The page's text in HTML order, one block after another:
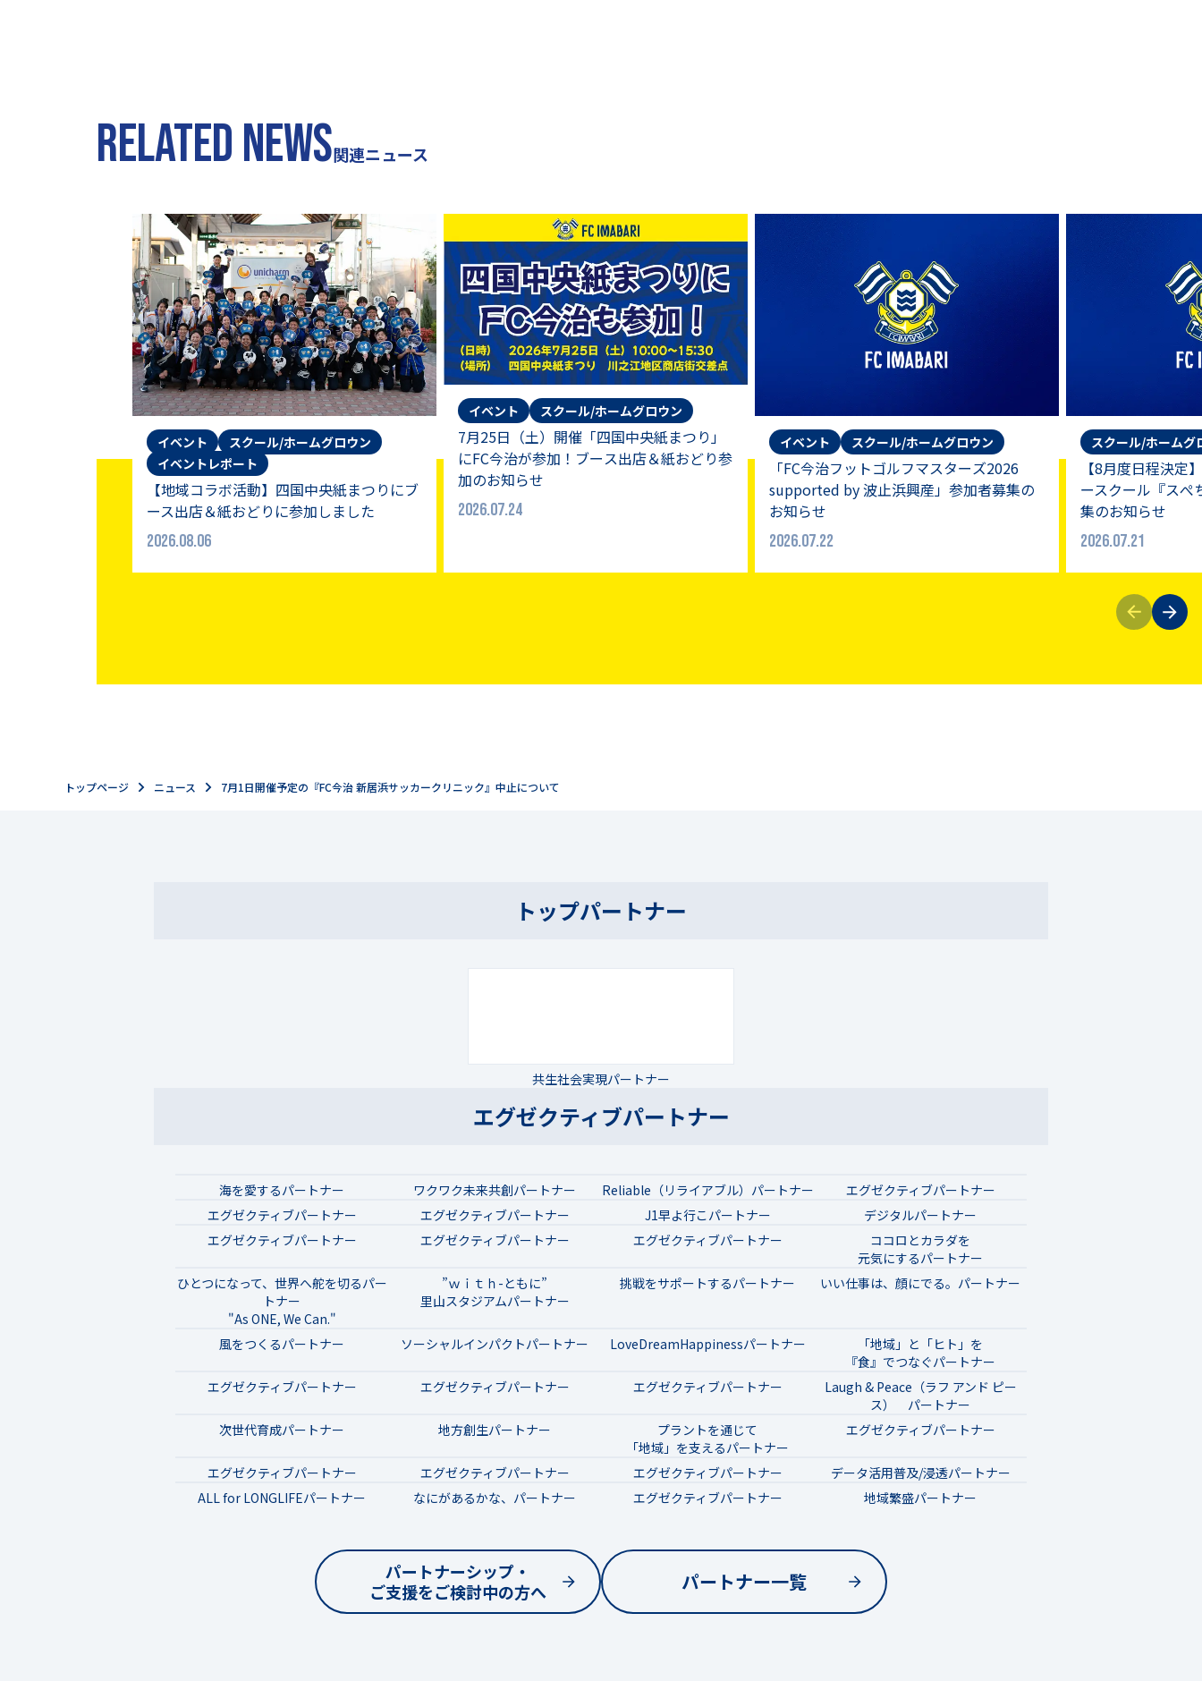
RELATED NEWS関連ニュース
イベント
スクール/ホームグロウン
イベントレポート
【地域コラボ活動】四国中央紙まつりにブ
ース出店＆紙おどりに参加しました
2026.08.06
イベント スクール/ホームグロウン
7月25日（土）開催「四国中央紙まつり」
にFC今治が参加！ブース出店＆紙おどり参
加のお知らせ
2026.07.24
イベント スクール/ホームグロウン
「FC今治フットゴルフマスターズ2026
supported by 波止浜興産」参加者募集の
お知らせ
2026.07.22
スクール/ホームグ
【8月度日程決定
ースクール『スぺ
集のお知らせ
2026.07.21
トップページ ニュース 7月1日開催予定の『FC今治 新居浜サッカークリニック』中止について
トップパートナー
共生社会実現パートナー
エグゼクティブパートナー
海を愛するパートナー ワクワク未来共創パートナー Reliable（リライアブル）パートナー
エグゼクティブパートナー
エグゼクティブパートナー
エグゼクティブパートナー J1早よ行こパートナー
デジタルパートナー
エグゼクティブパートナー
エグゼクティブパートナー エグゼクティブパートナー
ココロとカラダを
元気にするパートナー
ひとつになって、世界へ舵を切るパー
トナー
"As ONE, We Can."
”ｗｉｔｈ-ともに”
里山スタジアムパートナー
挑戦をサポートするパートナー いい仕事は、顔にでる。パートナー
風をつくるパートナー ソーシャルインパクトパートナー LoveDreamHappinessパートナー
「地域」と「ヒト」を
『食』でつなぐパートナー
エグゼクティブパートナー
エグゼクティブパートナー エグゼクティブパートナー
Laugh & Peace（ラフ アンド ピー
ス） パートナー
次世代育成パートナー
地方創生パートナー
プラントを通じて
「地域」を支えるパートナー
エグゼクティブパートナー
エグゼクティブパートナー エグゼクティブパートナー エグゼクティブパートナー
データ活用普及/浸透パートナー
ALL for LONGLIFEパートナー
なにがあるかな、パートナー エグゼクティブパートナー 地域繁盛パートナー
パートナーシップ・
ご支援をご検討中の方へ
パートナー一覧